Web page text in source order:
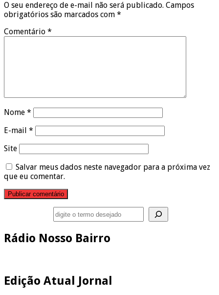
O seu endereço de e-mail não será publicado. Campos
obrigatórios são marcados com *
Comentário *
Nome *
E-mail *
Site
Salvar meus dados neste navegador para a próxima vez
que eu comentar.
Rádio Nosso Bairro
Edição Atual Jornal